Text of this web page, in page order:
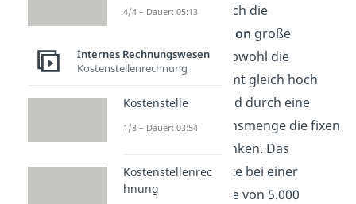
Unternehmen durch die
Fixkostendegression große
Kostenvorteile.
Obwohl die
Fixkosten insgesamt gleich hoch
geblieben sind, sind durch eine
höhere Produktionsmenge die fixen
Stückkosten gesunken. Das
Unternehmen hatte bei einer
Produktionsmenge von 5.000
4/4 – Dauer: 05:13
Internes Rechnungswesen
Kostenstellenrechnung
Kostenstelle
1/8 – Dauer: 03:54
Kostenstellenrec
hnung